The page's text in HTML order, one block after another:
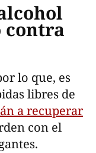
contra
lo que, es
libres de
a recuperar
con el